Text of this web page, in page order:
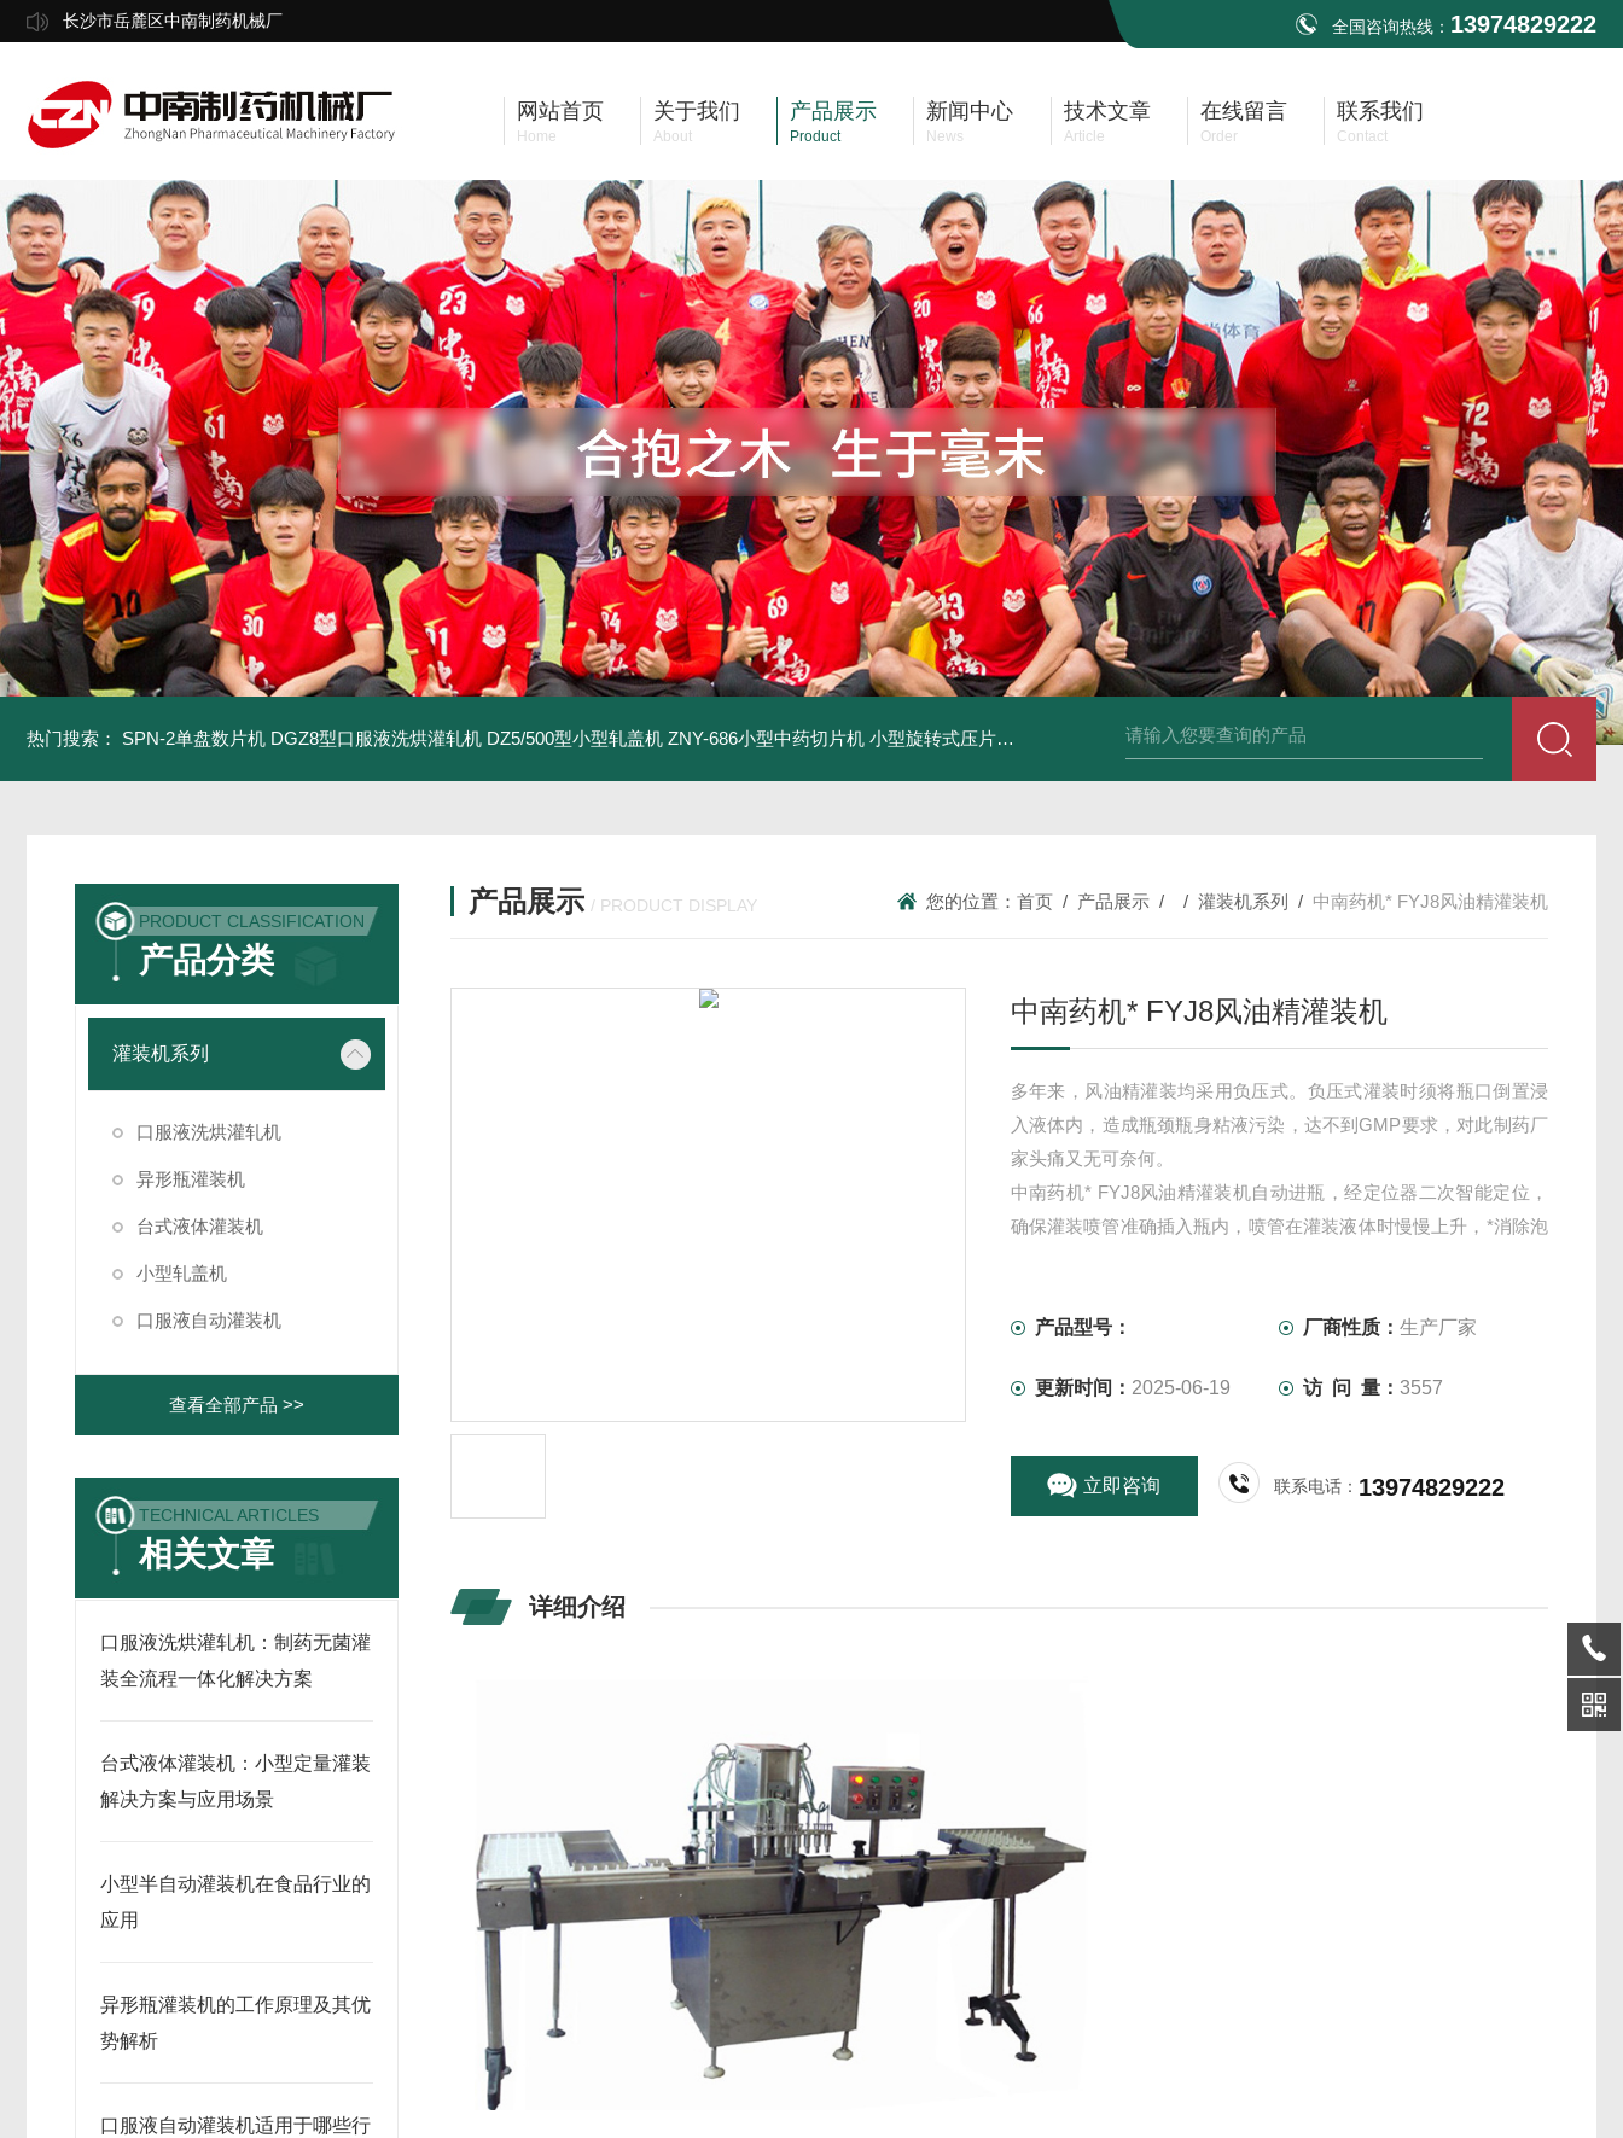
长沙市岳麓区中南制药机械厂 全国咨询热线： 13974829222
网站首页
Home
关于我们
About
产品展示
Product
新闻中心
News
技术文章
Article
在线留言
Order
联系我们
Contact
热门搜索： SPN-2单盘数片机 DGZ8型口服液洗烘灌轧机 DZ5/500型小型轧盖机 ZNY-686小型中药切片机 小型旋转式压片机 THP-4 / THP-10花篮式单冲压片机 反复式切药机 EGY-10系列长沙中南药
PRODUCT CLASSIFICATION
产品分类
灌装机系列
口服液洗烘灌轧机
异形瓶灌装机
台式液体灌装机
小型轧盖机
口服液自动灌装机
查看全部产品 >>
TECHNICAL ARTICLES
相关文章
口服液洗烘灌轧机：制药无菌灌
装全流程一体化解决方案
台式液体灌装机：小型定量灌装
解决方案与应用场景
小型半自动灌装机在食品行业的
应用
异形瓶灌装机的工作原理及其优
势解析
口服液自动灌装机适用于哪些行
产品展示 / PRODUCT DISPLAY 您的位置： 首页 / 产品展示 / / 灌装机系列 / 中南药机* FYJ8风油精灌装机
中南药机* FYJ8风油精灌装机
多年来，风油精灌装均采用负压式。负压式灌装时须将瓶口倒置浸
入液体内，造成瓶颈瓶身粘液污染，达不到GMP要求，对此制药厂
家头痛又无可奈何。
中南药机* FYJ8风油精灌装机自动进瓶，经定位器二次智能定位，
确保灌装喷管准确插入瓶内，喷管在灌装液体时慢慢上升，*消除泡
产品型号： 厂商性质：生产厂家
更新时间： 2025-06-19 访 问 量：3557
立即咨询 联系电话： 13974829222
详细介绍